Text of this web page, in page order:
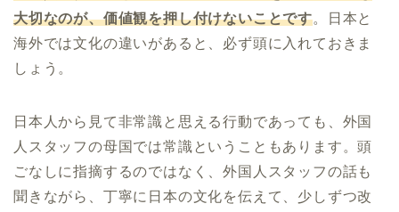
大切なのが、価値観を押し付けないことです。日本と
海外では文化の違いがあると、必ず頭に入れておきま
しょう。
日本人から見て非常識と思える行動であっても、外国
人スタッフの母国では常識ということもあります。頭
ごなしに指摘するのではなく、外国人スタッフの話も
聞きながら、丁寧に日本の文化を伝えて、少しずつ改